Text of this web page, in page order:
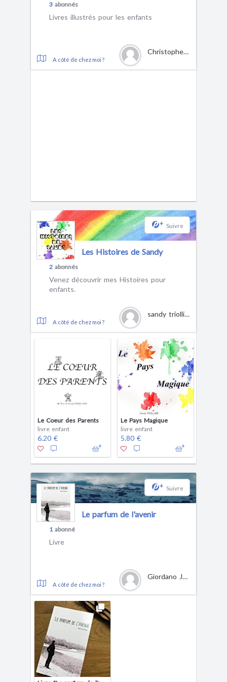
3 abonnés
Livres illustrés pour les enfants
A côté de chez moi ?
Christophe Mercier
+ Suivre
Les Histoires de Sandy
2 abonnés
Venez découvrir mes Histoires pour
enfants.
A côté de chez moi ?
sandy triollier
Le Coeur des Parents
livre enfant
6.20 €
Le Pays Magique
livre enfant
5.80 €
+ Suivre
Le parfum de l'avenir
1abonné
Livre
A côté de chez moi ?
Giordano Julie